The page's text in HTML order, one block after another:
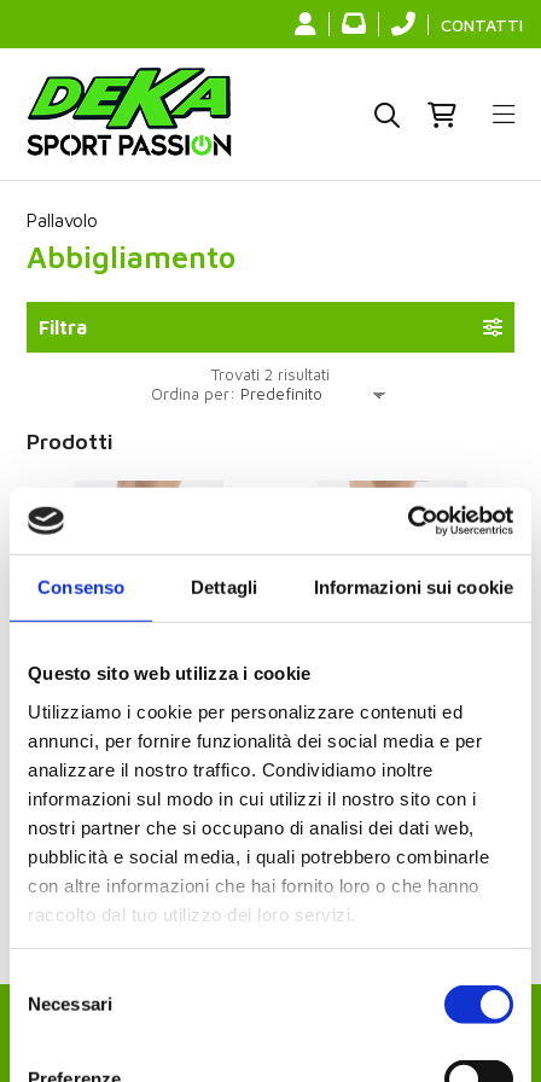
Consenso Dettagli Informazioni sui cookie
Questo sito web utilizza i cookie
Utilizziamo i cookie per personalizzare contenuti ed
annunci, per fornire funzionalità dei social media e per
analizzare il nostro traffico. Condividiamo inoltre
informazioni sul modo in cui utilizzi il nostro sito con i
nostri partner che si occupano di analisi dei dati web,
pubblicità e social media, i quali potrebbero combinarle
con altre informazioni che hai fornito loro o che hanno
raccolto dal tuo utilizzo dei loro servizi.
Selezione
delNecessari
CONTATTI
Pallavolo
Abbigliamento
Filtra
Trovati 2 risultati
Ordina per:
Prodotti
Pantaloncini Pallavolo
2003 Time
€ 22.50
€ 21.90
AGGIUNGI
Pantaloncini Pallavolo
2003 Time Navy
€ 22.50
€ 21.90
AGGIUNGI